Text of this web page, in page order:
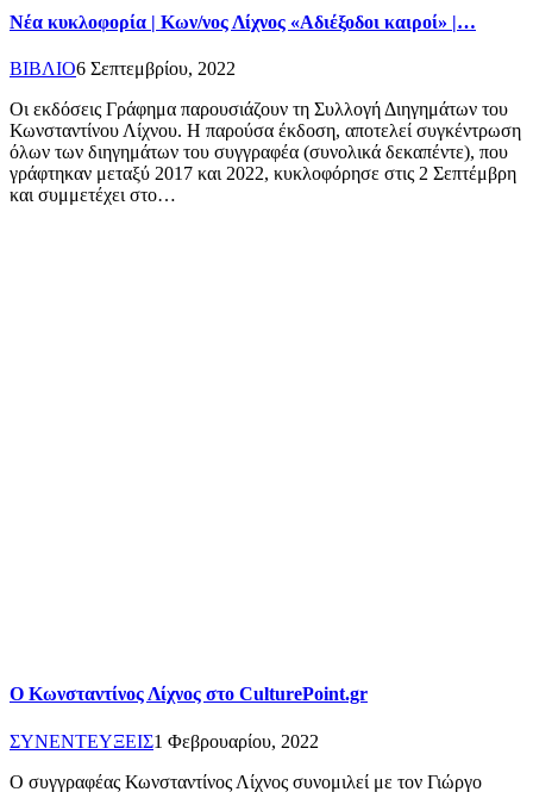
Νέα κυκλοφορία | Κων/νος Λίχνος «Αδιέξοδοι καιροί» |…
ΒΙΒΛΙΟ6 Σεπτεμβρίου, 2022
Οι εκδόσεις Γράφημα παρουσιάζουν τη Συλλογή Διηγημάτων του
Κωνσταντίνου Λίχνου. Η παρούσα έκδοση, αποτελεί συγκέντρωση
όλων των διηγημάτων του συγγραφέα (συνολικά δεκαπέντε), που
γράφτηκαν μεταξύ 2017 και 2022, κυκλοφόρησε στις 2 Σεπτέμβρη
και συμμετέχει στο…
Ο Κωνσταντίνος Λίχνος στο CulturePoint.gr
ΣΥΝΕΝΤΕΥΞΕΙΣ1 Φεβρουαρίου, 2022
Ο συγγραφέας Κωνσταντίνος Λίχνος συνομιλεί με τον Γιώργο